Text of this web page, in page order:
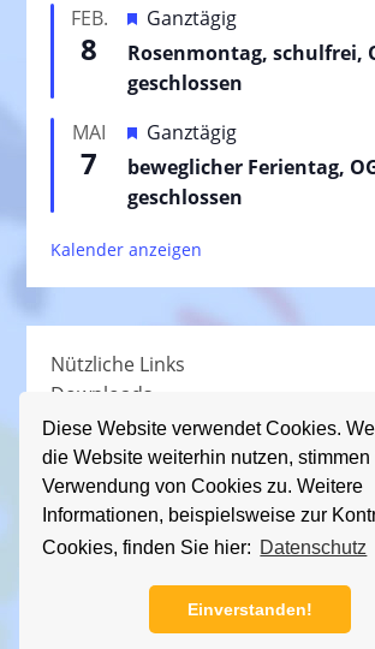
Diese Website verwendet Cookies.
die Website weiterhin nutzen, stimmen
Verwendung von Cookies zu. Weitere
Informationen, beispielsweise zur
Cookies, finden Sie hier: Datenschutz
Einverstanden!
o
r
g
h
o
b
n
FEB.
8
H
e
r
o
r
g
h
o
n
Ganztägig
Rosenmontag, schulfrei,
geschlossen
MAI
7
H
e
r
o
r
h
o
b
e
n
Ganztägig
beweglicher Ferientag,
geschlossen
Kalender anzeigen
Nützliche Links
Downloads
Schullied
Impressum|Datenschutz